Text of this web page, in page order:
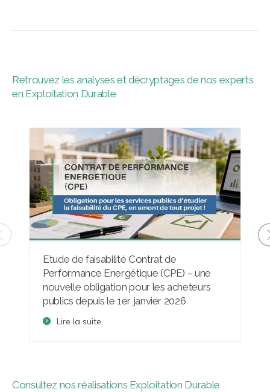
Retrouvez les analyses et décryptages de nos experts
en Exploitation Durable
Etude de faisabilité Contrat de
Performance Energétique (CPE) – une
nouvelle obligation pour les acheteurs
publics depuis le 1er janvier 2026
Lire la suite
Consultez nos réalisations Exploitation Durable